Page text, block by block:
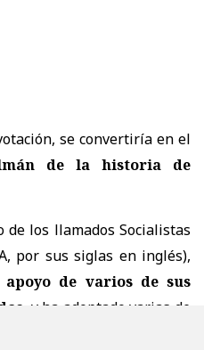
se convertiría en el
de la historia de
los llamados Socialistas
por sus siglas en inglés),
de varios de sus
, y ha adoptado varias de